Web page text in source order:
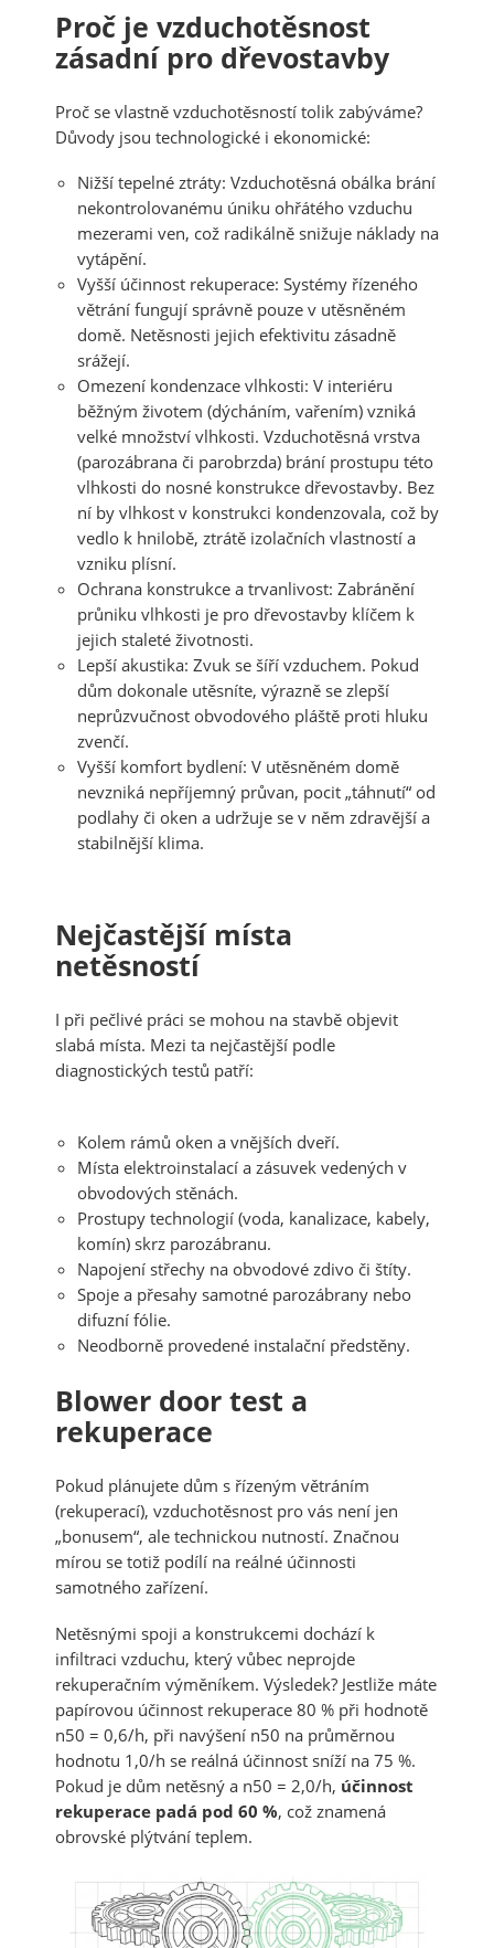
Proč je vzduchotěsnost
zásadní pro dřevostavby
Proč se vlastně vzduchotěsností tolik zabýváme?
Důvody jsou technologické i ekonomické:
Nižší tepelné ztráty: Vzduchotěsná obálka brání
nekontrolovanému úniku ohřátého vzduchu
mezerami ven, což radikálně snižuje náklady na
vytápění.
Vyšší účinnost rekuperace: Systémy řízeného
větrání fungují správně pouze v utěsněném
domě. Netěsnosti jejich efektivitu zásadně
srážejí.
Omezení kondenzace vlhkosti: V interiéru
běžným životem (dýcháním, vařením) vzniká
velké množství vlhkosti. Vzduchotěsná vrstva
(parozábrana či parobrzda) brání prostupu této
vlhkosti do nosné konstrukce dřevostavby. Bez
ní by vlhkost v konstrukci kondenzovala, což by
vedlo k hnilobě, ztrátě izolačních vlastností a
vzniku plísní.
Ochrana konstrukce a trvanlivost: Zabránění
průniku vlhkosti je pro dřevostavby klíčem k
jejich staleté životnosti.
Lepší akustika: Zvuk se šíří vzduchem. Pokud
dům dokonale utěsníte, výrazně se zlepší
neprůzvučnost obvodového pláště proti hluku
zvenčí.
Vyšší komfort bydlení: V utěsněném domě
nevzniká nepříjemný průvan, pocit „táhnutí“ od
podlahy či oken a udržuje se v něm zdravější a
stabilnější klima.
Nejčastější místa
netěsností
I při pečlivé práci se mohou na stavbě objevit
slabá místa. Mezi ta nejčastější podle
diagnostických testů patří:
Kolem rámů oken a vnějších dveří.
Místa elektroinstalací a zásuvek vedených v
obvodových stěnách.
Prostupy technologií (voda, kanalizace, kabely,
komín) skrz parozábranu.
Napojení střechy na obvodové zdivo či štíty.
Spoje a přesahy samotné parozábrany nebo
difuzní fólie.
Neodborně provedené instalační předstěny.
Blower door test a
rekuperace
Pokud plánujete dům s řízeným větráním
(rekuperací), vzduchotěsnost pro vás není jen
„bonusem“, ale technickou nutností. Značnou
mírou se totiž podílí na reálné účinnosti
samotného zařízení.
Netěsnými spoji a konstrukcemi dochází k
infiltraci vzduchu, který vůbec neprojde
rekuperačním výměníkem. Výsledek? Jestliže máte
papírovou účinnost rekuperace 80 % při hodnotě
n50 = 0,6/h, při navýšení n50 na průměrnou
hodnotu 1,0/h se reálná účinnost sníží na 75 %.
Pokud je dům netěsný a n50 = 2,0/h, účinnost
rekuperace padá pod 60 %, což znamená
obrovské plýtvání teplem.